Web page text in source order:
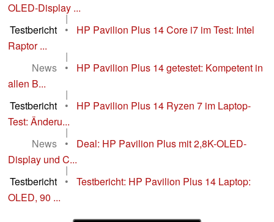
OLED-Display ...
|
Testbericht
•
HP Pavilion Plus 14 Core i7 im Test: Intel
Raptor ...
|
News
•
HP Pavilion Plus 14 getestet: Kompetent in
allen B...
|
Testbericht
•
HP Pavilion Plus 14 Ryzen 7 im Laptop-
Test: Änderu...
|
News
•
Deal: HP Pavilion Plus mit 2,8K-OLED-
Display und C...
|
Testbericht
•
Testbericht: HP Pavilion Plus 14 Laptop:
OLED, 90 ...